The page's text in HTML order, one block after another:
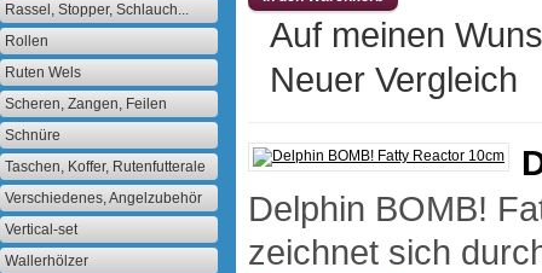
Rassel, Stopper, Schlauch...
Rollen
Ruten Wels
Scheren, Zangen, Feilen
Schnüre
Taschen, Koffer, Rutenfutterale
Verschiedenes, Angelzubehör
Vertical-set
Wallerhölzer
Auf meinen
Neuer Vergleich
Delphin BOMB!
zeichnet sich